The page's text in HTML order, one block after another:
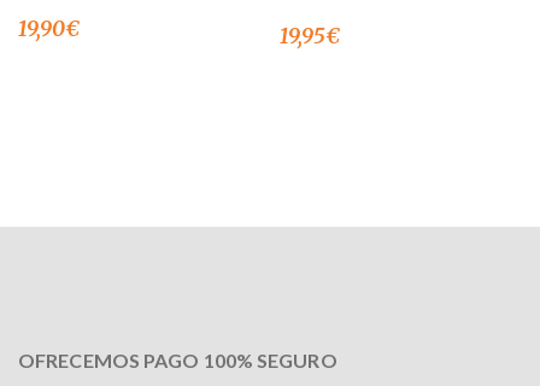
19,90€ 19,95€
OFRECEMOS PAGO 100% SEGURO